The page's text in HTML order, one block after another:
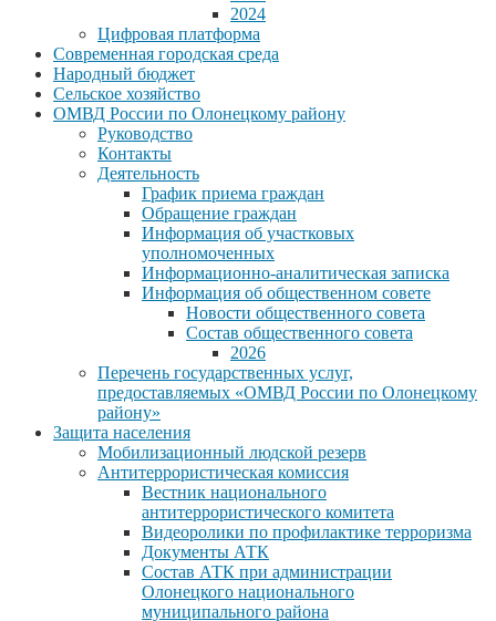
2024
Цифровая платформа
Современная городская среда
Народный бюджет
Сельское хозяйство
ОМВД России по Олонецкому району
Руководство
Контакты
Деятельность
График приема граждан
Обращение граждан
Информация об участковых
уполномоченных
Информационно-аналитическая записка
Информация об общественном совете
Новости общественного совета
Состав общественного совета
2026
Перечень государственных услуг,
предоставляемых «ОМВД России по Олонецкому
району»
Защита населения
Мобилизационный людской резерв
Антитеррористическая комиссия
Вестник национального
антитеррористического комитета
Видеоролики по профилактике терроризма
Документы АТК
Состав АТК при администрации
Олонецкого национального
муниципального района